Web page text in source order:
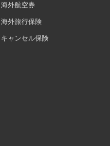
海外航空券
海外旅行保険
キャンセル保険